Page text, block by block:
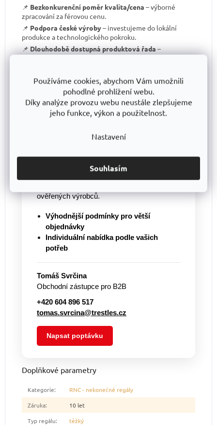
Používáme cookies, abychom Vám umožnili
pohodlné prohlížení webu.
Díky analýze provozu webu neustále zlepšujeme
jeho funkce, výkon a použitelnost.
Nastavení
Souhlasím
📌 Bezkonkurenční poměr kvalita/cena – výborné
zpracování za férovou cenu.
📌 Podpora české výroby– investujeme do lokální
produkce a technologického pokroku.
📌 Dlouhodobě dostupná produktová řada –
spolehněte se, že vaše skladové řešení bude
S TRESTLESsi pořizujete nejenspolehlivý regál, ale i
záruku kvality a dlouhodobé dostupnosti produktů
Nakupujete pro firmu nebo
potřebujete větší množství?
Pro větší objednávky vám připravíme
s výběrem vhodného řešení. Nabízíme
ověřených výrobců.
Výhodnější podmínky pro větší
objednávky
Individuální nabídka podle vašich
potřeb
Tomáš Svrčina
Obchodní zástupce pro B2B
+420 604 896 517
tomas.svrcina@trestles.cz
Napsat poptávku
Doplňkové parametry
Kategorie:
RNC - nekonečné regály
Záruka:
10 let
Typ regálu:
těžký